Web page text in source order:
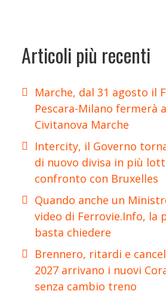
Articoli più recenti
Marche, dal 31 agosto il
Pescara-Milano fermerà
Civitanova Marche
Intercity, il Governo
di nuovo divisa in più
confronto con Bruxelles
Quando anche un
video di Ferrovie.Info, la
basta chiedere
Brennero, ritardi e
2027 arrivano i nuovi
senza cambio treno